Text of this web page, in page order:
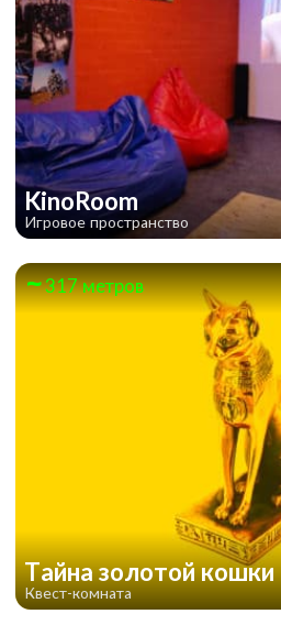
KinoRoom
Игровое пространство
317 метров
Тайна золотой кошки
Квест-комната